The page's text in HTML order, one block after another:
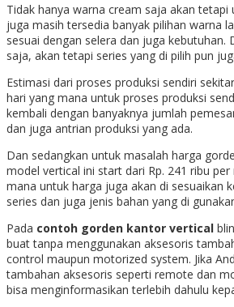
Tidak hanya warna cream saja akan tetapi
juga masih tersedia banyak pilihan warna
sesuai dengan selera dan juga kebutuhan.
saja, akan tetapi series yang di pilih pun
Estimasi dari proses produksi sendiri
hari yang mana untuk proses produksi
kembali dengan banyaknya jumlah
dan juga antrian produksi yang ada.
Dan sedangkan untuk masalah harga
model vertical ini start dari Rp. 241 ribu
mana untuk harga juga akan di sesuaikan
series dan juga jenis bahan yang di
Pada contoh gorden kantor vertical
buat tanpa menggunakan aksesoris
control maupun motorized system. Jika
tambahan aksesoris seperti remote dan
bisa menginformasikan terlebih dahulu